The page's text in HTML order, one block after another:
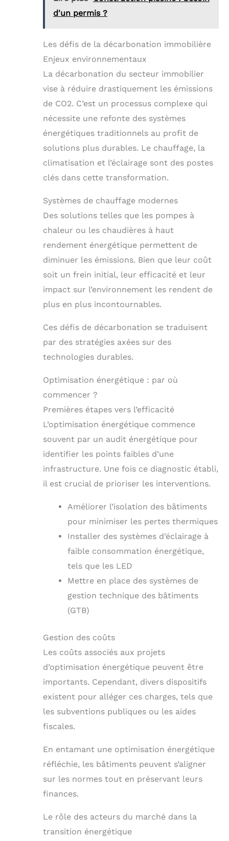
d'un permis ?
Les défis de la décarbonation immobilière
Enjeux environnementaux
La décarbonation du secteur immobilier
vise à réduire drastiquement les émissions
de CO2. C’est un processus complexe qui
nécessite une refonte des systèmes
énergétiques traditionnels au profit de
solutions plus durables. Le chauffage, la
climatisation et l’éclairage sont des postes
clés dans cette transformation.
Systèmes de chauffage modernes
Des solutions telles que les pompes à
chaleur ou les chaudières à haut
rendement énergétique permettent de
diminuer les émissions. Bien que leur coût
soit un frein initial, leur efficacité et leur
impact sur l’environnement les rendent de
plus en plus incontournables.
Ces défis de décarbonation se traduisent
par des stratégies axées sur des
technologies durables.
Optimisation énergétique : par où
commencer ?
Premières étapes vers l’efficacité
L’optimisation énergétique commence
souvent par un audit énergétique pour
identifier les points faibles d’une
infrastructure. Une fois ce diagnostic établi,
il est crucial de prioriser les interventions.
Améliorer l’isolation des bâtiments
pour minimiser les pertes thermiques
Installer des systèmes d’éclairage à
faible consommation énergétique,
tels que les LED
Mettre en place des systèmes de
gestion technique des bâtiments
(GTB)
Gestion des coûts
Les coûts associés aux projets
d’optimisation énergétique peuvent être
importants. Cependant, divers dispositifs
existent pour alléger ces charges, tels que
les subventions publiques ou les aides
fiscales.
En entamant une optimisation énergétique
réfléchie, les bâtiments peuvent s’aligner
sur les normes tout en préservant leurs
finances.
Le rôle des acteurs du marché dans la
transition énergétique